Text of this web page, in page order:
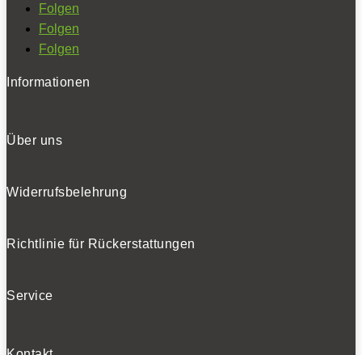
Caddy an der Leine: Der Caddy Cargo eHybrid kann mehr als
Folgen
Folgen
Folgen
Informationen
Über uns
Widerrufsbelehrung
Richtlinie für Rückerstattungen
Service